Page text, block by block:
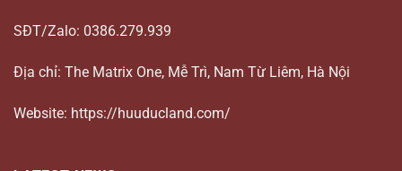
SĐT/Zalo: 0386.279.939
Địa chỉ: The Matrix One, Mễ Trì, Nam Từ Liêm, Hà Nội
Website: https://huuducland.com/